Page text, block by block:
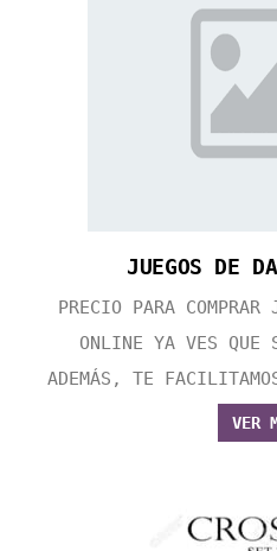
JUEGOS DE
PRECIO PARA
ONLINE YA VES QUE
ADEMÁS, TE
VER